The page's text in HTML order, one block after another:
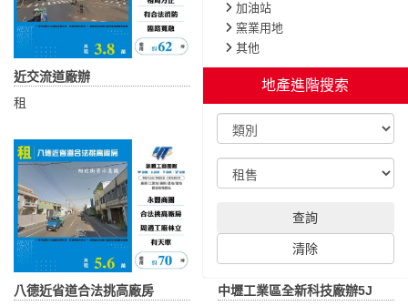
加油站
窯業用地
其他
地產進階搜索
查詢
清除
近交流道廠辦
租
觀音RC倉儲廠房分租
租
八德近省道合法挑高廠房
中壢工業區全新科技廠辦5J